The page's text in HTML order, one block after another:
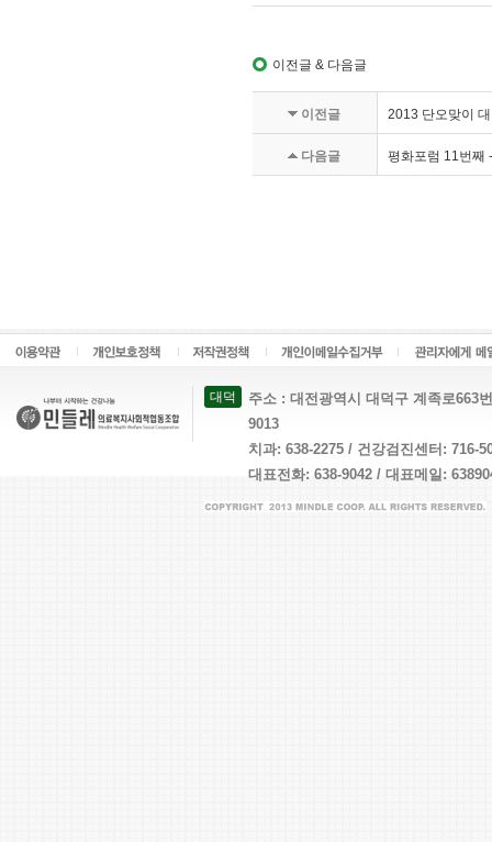
이전글 & 다음글
이전글 2013 단오맞이
다음글 평화포럼 11번째
대덕
주소 : 대전광역시 대덕구 계족로663
9013
치과: 638-2275 / 건강검진센터: 716-
대표전화: 638-9042 / 대표메일: